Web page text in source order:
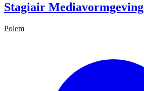
Stagiair Mediavormgeving
Polem